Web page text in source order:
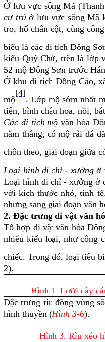
Ở lưu vực sông Mã
cư trúở lưu vực sông Mã
tro, hố chân cột, cùng
biểu là các di tích Đông
kiểu Quỳ Chử, trên là lớp
52 mộ Đông Sơn trước
Ở khu di tích Đồng Cáo,
mộ
[4]
. Lớp mộ sớm nhất
tiện, bình chậu hoa, nồi,
Các di tích mộvăn hóa
nằm thẳng, có mộ rải đá
chôn theo, giai đoạn giữa
Loại hình di chỉ - xưởngở
Loại hình di chỉ - xưởng ở
với kích thước nhỏ, tinh
nhưng sang giai đoạn văn
2. Đặc trưng di vật văn
Tổ hợp di vật văn hóa
nhiểu kiểu loại, như công
chiếc. Trong đó, loại tiêu
2).
Hình 1. Lưỡi cày
Đặc trưng rìu đồng vùng
hình thuyền (Hình 3-6).
Hình 3. Rìu xéo